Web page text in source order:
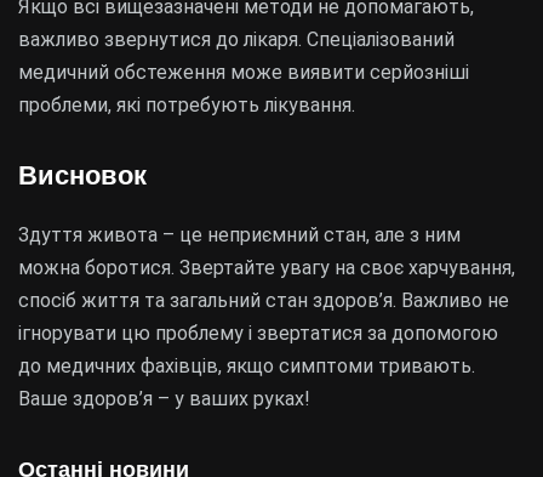
Останні новини
Якщо всі вищезазначені методи не допомагають,
важливо звернутися до лікаря. Спеціалізований
медичний обстеження може виявити серйозніші
проблеми, які потребують лікування.
Висновок
Здуття живота – це неприємний стан, але з ним
можна боротися. Звертайте увагу на своє харчування,
спосіб життя та загальний стан здоров’я. Важливо не
ігнорувати цю проблему і звертатися за допомогою
до медичних фахівців, якщо симптоми тривають.
Ваше здоров’я – у ваших руках!